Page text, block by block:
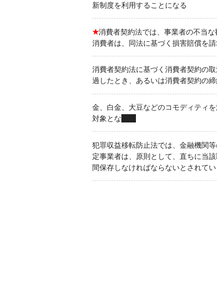
新制度を利用することになる
★消費者契約法では、事業者の不当
消費者は、同法に基づく損害賠償を
消費者契約法に基づく消費者契約の
過したとき、あるいは消費者契約の
金、白金、大豆などのコモディティ
対象とな
犯罪収益移転防止法では、金融機関
定事業者は、原則として、直ちに当
間保存しなければならないとされてい